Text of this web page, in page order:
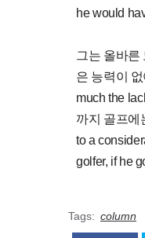
he would
그는 올바른
은 능력이
much the
까지 골프에
to a
golfer, if he
Tags: column